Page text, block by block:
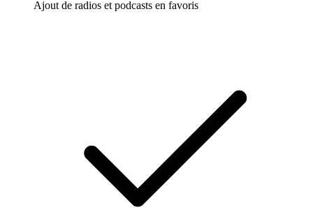
Ajout de radios et podcasts en favoris